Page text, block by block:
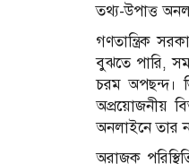
তথ্য-উপাত্ত
গণতান্ত্রিক
বুঝতে পারি,
চরম অপছন্দ।
অপ্রয়োজনীয়
অনলাইনে তার
অরাজক